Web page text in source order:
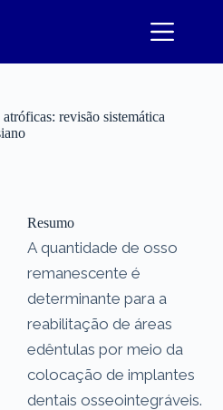
revisão sistemática
Resumo
A quantidade de osso
remanescente é
determinante para a
reabilitação de áreas
edêntulas por meio da
colocação de implantes
dentais osseointegráveis.